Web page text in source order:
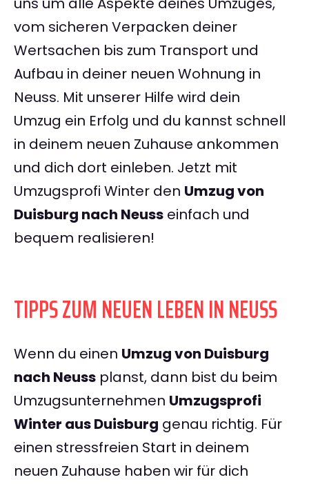
vom sicheren Verpacken deiner
Wertsachen bis zum Transport und
Aufbau in deiner neuen Wohnung in
Neuss. Mit unserer Hilfe wird dein
Umzug ein Erfolg und du kannst schnell
in deinem neuen Zuhause ankommen
und dich dort einleben. Jetzt mit
Umzugsprofi Winter den Umzug von
Duisburg nach Neuss einfach und
bequem realisieren!
TIPPS ZUM NEUEN LEBEN IN NEUSS
Wenn du einen Umzug von Duisburg
nach Neuss planst, dann bist du beim
Umzugsunternehmen Umzugsprofi
Winter aus Duisburg genau richtig. Für
einen stressfreien Start in deinem
neuen Zuhause haben wir für dich